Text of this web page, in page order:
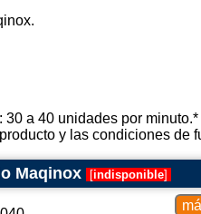
a 40 unidades por minuto.*
y las condiciones de
Maqinox [indisponible]